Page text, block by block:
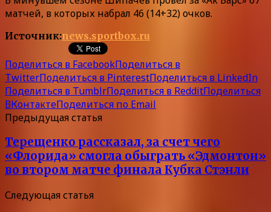
матчей, в которых набрал 46 (14+32) очков.
Источник:news.sportbox.ru
Поделиться в FacebookПоделиться в
TwitterПоделиться в PinterestПоделиться в LinkedIn
Поделиться в TumblrПоделиться в RedditПоделиться
ВКонтактеПоделиться по Email
Предыдущая статья
Терещенко рассказал, за счет чего
«Флорида» смогла обыграть «Эдмонтон»
во втором матче финала Кубка Стэнли
Следующая статья